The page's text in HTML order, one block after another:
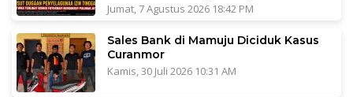
Jumat, 7 Agustus 2026 18:42 PM
Sales Bank di Mamuju Diciduk Kasus
Curanmor
Kamis, 30 Juli 2026 10:31 AM